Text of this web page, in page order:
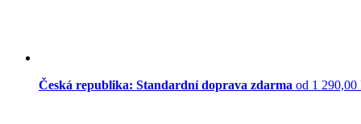
Česká republika: Standardní doprava zdarma od 1 290,00